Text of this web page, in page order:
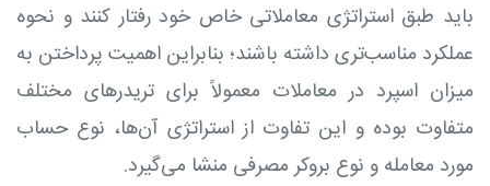
باید طبق استراتژی معاملاتی خاص خود رفتار کنند و نحوه
عملکرد مناسب‌تری داشته باشند؛ بنابراین اهمیت پرداختن به
میزان اسپرد در معاملات معمولاً برای تریدرهای مختلف
متفاوت بوده و این تفاوت از استراتژی آن‌ها، نوع حساب
مورد معامله و نوع بروکر مصرفی منشا می‌گیرد.